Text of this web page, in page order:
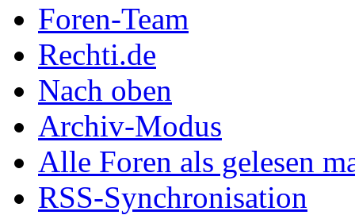
Foren-Team
Rechti.de
Nach oben
Archiv-Modus
Alle Foren als gelesen
RSS-Synchronisation